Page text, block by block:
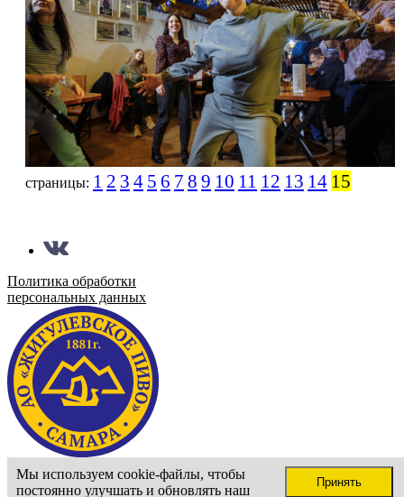
страницы: 1 2 3 4 5 6 7 8 9 10 11 12 13 14 15
Политика обработки
персональных данных
Сайт доступен только для лиц старше 18 лет
Подтвердите ваш возраст
Принять
Мы используем cookie-файлы, чтобы
постоянно улучшать и обновлять наш